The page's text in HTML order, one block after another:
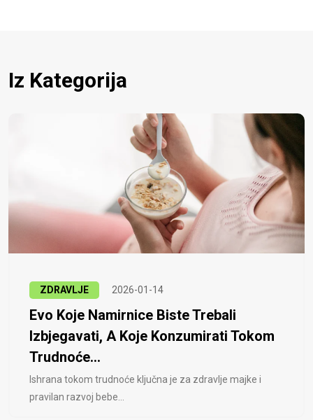
Iz Kategorija
ZDRAVLJE 2026-01-14
Evo Koje Namirnice Biste Trebali
Izbjegavati, A Koje Konzumirati Tokom
Trudnoće...
Ishrana tokom trudnoće ključna je za zdravlje majke i
pravilan razvoj bebe...